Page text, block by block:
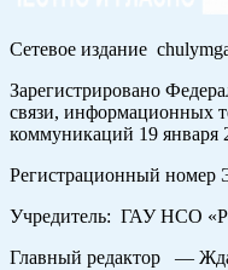
Сетевое издание
Зарегистрировано
связи, информационных
коммуникаций 19 января
Регистрационный
Учредитель: ГАУ НСО
Главный редактор —